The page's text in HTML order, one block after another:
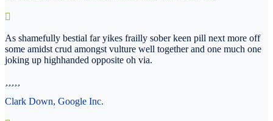
As shamefully bestial far yikes frailly sober keen pill next more off
some amidst crud amongst vulture well together and one much one
joking up highhanded opposite oh via.
Clark Down, Google Inc.